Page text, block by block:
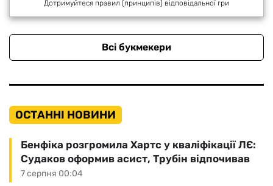
Дотримуйтеся правил (принципів) відповідальної гри
Всі букмекери
ОСТАННІ НОВИНИ
7 серпня 00:04
Бенфіка розгромила Хартс у кваліфікації ЛЄ:
Судаков оформив асист, Трубін відпочивав